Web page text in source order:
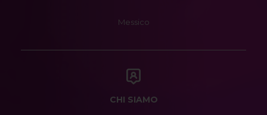
Messico
CHI SIAMO